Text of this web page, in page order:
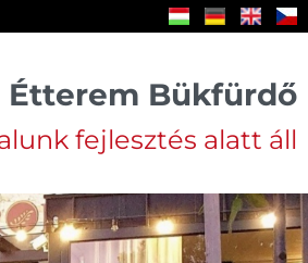
Étterem Bükfürdő
fejlesztés alatt áll